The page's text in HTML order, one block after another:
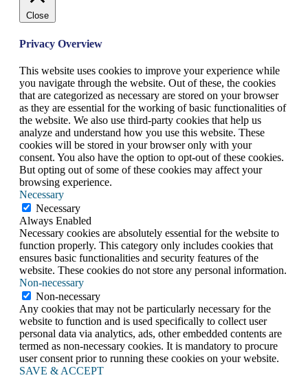
Close
Privacy Overview
This website uses cookies to improve your experience while
you navigate through the website. Out of these, the cookies
that are categorized as necessary are stored on your browser
as they are essential for the working of basic functionalities of
the website. We also use third-party cookies that help us
analyze and understand how you use this website. These
cookies will be stored in your browser only with your
consent. You also have the option to opt-out of these cookies.
But opting out of some of these cookies may affect your
browsing experience.
Necessary
Necessary
Always Enabled
Necessary cookies are absolutely essential for the website to
function properly. This category only includes cookies that
ensures basic functionalities and security features of the
website. These cookies do not store any personal information.
Non-necessary
Non-necessary
Any cookies that may not be particularly necessary for the
website to function and is used specifically to collect user
personal data via analytics, ads, other embedded contents are
termed as non-necessary cookies. It is mandatory to procure
user consent prior to running these cookies on your website.
SAVE & ACCEPT